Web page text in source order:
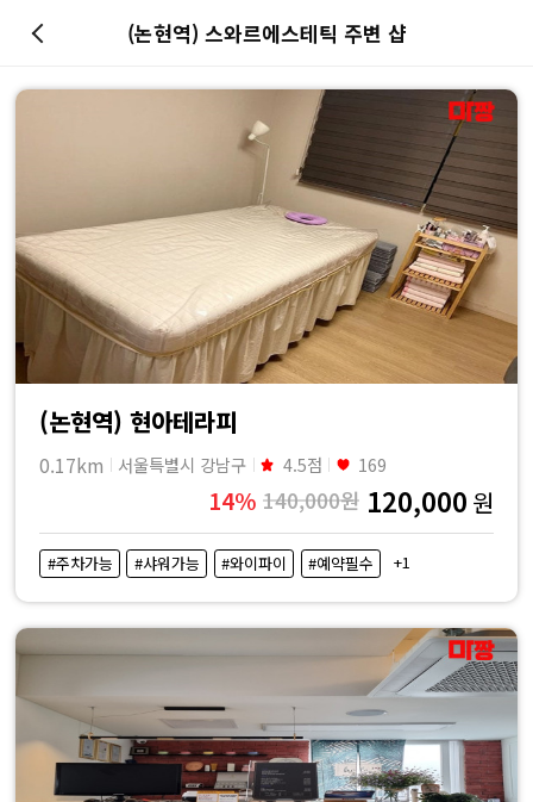
마
지
최
저
가
예
약
내
근
처
(논현역) 스와르에스테틱 주변 샵
(논현역) 현아테라피
0.17km 서울특별시 강남구 4.5점 169
14% 140,000원 120,000 원
#주차가능 #샤워가능 #와이파이 #예약필수 +1